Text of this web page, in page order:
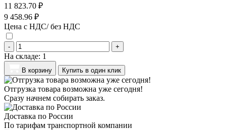
11 823.70 ₽
9 458.96 ₽
Цена с НДС/ без НДС
- +
На складе: 1
В корзину Купить в один клик
Отгрузка товара возможна уже сегодня!
Сразу начнем собирать заказ.
Доставка по России
По тарифам транспортной компании